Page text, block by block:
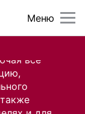
все
Меню